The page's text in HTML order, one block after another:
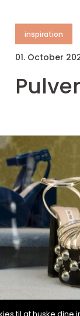
inspiration
01. October